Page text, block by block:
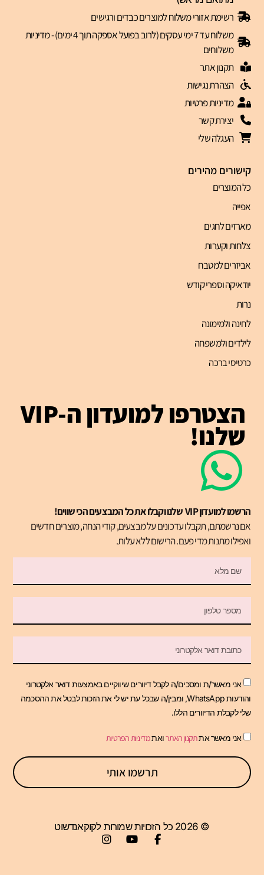
קישורים מהירים
כל המוצרים
אפייה
מארזים לחגים
צלחות וקערות
אביזרים למטבח
יודאיקה וספרי קודש
נרות
לחינה ולמימונה
לילדים ולמשפחה
כרטיסי ברכה
רשימת אזורי משלוח למוצרים כבדים ורגישים
משלוח עד 7 ימי עסקים (לרוב בפועל אספקה תוך 4 ימים) - מדיניות
משלוחים
תקנון אתר
הצהרת נגישות
מדיניות פרטיות
יצירת קשר
העגלה שלי
הצטרפו למועדון ה-VIP
שלנו!
הרשמו למועדון VIP שלנו וקבלו את כל המבצעים הכי שווים!
אם נרשמתם, תקבלו עדכונים על מבצעים, קודי הנחה, מוצרים חדשים
ואפילו מתנות מדי פעם. הרישום ללא עלות.
אני מאשר/ת ומסכים/ה לקבל דיוורים שיווקיים באמצעות דואר אלקטרוני
והודעות WhatsApp, ומבין/ה שבכל עת יש לי את הזכות לבטל את ההסכמה
שלי לקבלת הדיוורים הללו.
אני מאשר אתתקנון האתרואתמדיניות הפרטיות
תרשמו אותי
© 2026 כל הזכויות שמורות לקוקאנדשוט